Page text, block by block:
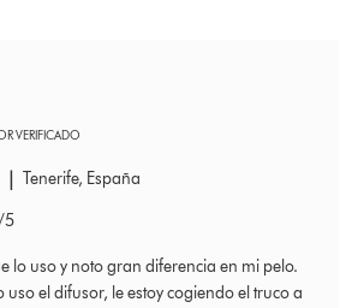
VERIFICADO
| Tenerife, España
octubre de 2025 Ratings
5
lo uso y noto gran diferencia en mi pelo.
uso el difusor, le estoy cogiendo el truco a